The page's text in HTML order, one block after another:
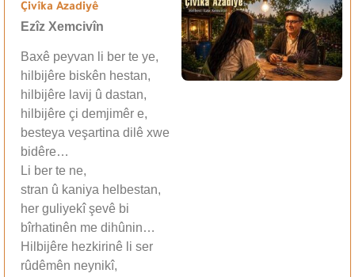
Çivîka Azadiyê
Ezîz Xemcivîn
Baxê peyvan li ber te ye,
hilbijêre biskên hestan,
hilbijêre lavij û dastan,
hilbijêre çi demjimêr e,
besteya veşartina dilê xwe
bidêre…
Li ber te ne,
stran û kaniya helbestan,
her guliyekî şevê bi
bîrhatinên me dihûnin…
Hilbijêre hezkirinê li ser
rûdêmên neynikî,